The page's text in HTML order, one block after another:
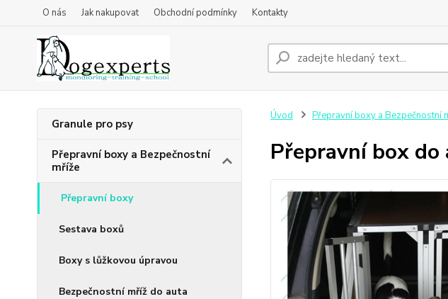
O nás Jak nakupovat Obchodní podmínky Kontakty
Granule pro psy
Přepravní boxy a Bezpečnostní
mříže
Přepravní boxy
Sestava boxů
Boxy s lůžkovou úpravou
Bezpečnostní mříž do auta
Úvod Přepravní boxy a Bezpečnostní
Přepravní box